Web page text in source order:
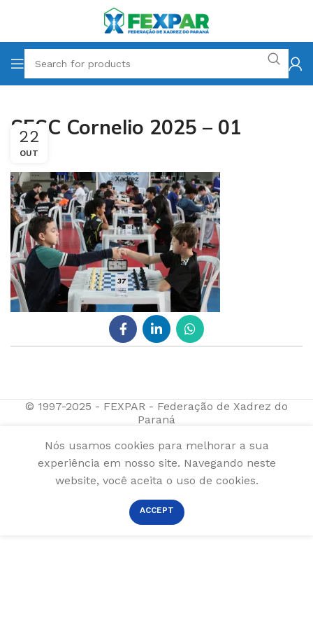
SESC Cornelio 2025 – 01
22
OUT
© 1997-2025 - FEXPAR - Federação de Xadrez do
Paraná
Nós usamos cookies para melhorar a sua
experiência em nosso site. Navegando neste
website, você aceita o uso de cookies.
ACCEPT